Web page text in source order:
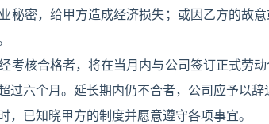
密，给甲方造成经济损失；或因乙方的故意
核合格者，将在当月内与公司签订正式劳动
六个月。延长期内仍不合者，公司应予以辞
已知晓甲方的制度并愿意遵守各项事宜。